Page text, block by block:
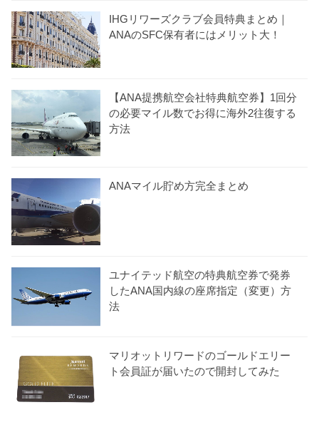
IHGリワーズクラブ会員特典まとめ｜
ANAのSFC保有者にはメリット大！
【ANA提携航空会社特典航空券】1回分
の必要マイル数でお得に海外2往復する
方法
ANAマイル貯め方完全まとめ
ユナイテッド航空の特典航空券で発券
したANA国内線の座席指定（変更）方
法
マリオットリワードのゴールドエリー
ト会員証が届いたので開封してみた